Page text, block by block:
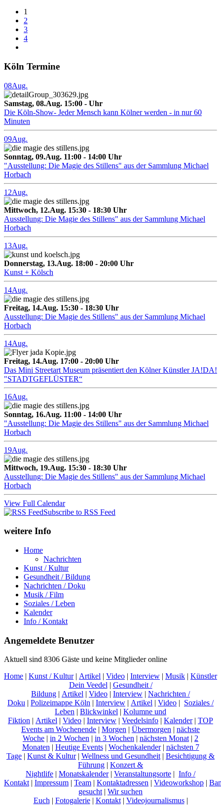
1
2
3
4
Köln Termine
08Aug.
Samstag, 08.Aug. 15:00 - Uhr
Die Köln-Show- Jeder Mensch kann Kölner werden - in nur 60
Minuten
09Aug.
Sonntag, 09.Aug. 11:00 - 14:00 Uhr
"Ausstellung: Die Magie des Stillens" aus der Sammlung Michael
Horbach
12Aug.
Mittwoch, 12.Aug. 15:30 - 18:30 Uhr
Ausstellung: Die Magie des Stillens" aus der Sammlung Michael
Horbach
13Aug.
Donnerstag, 13.Aug. 18:00 - 20:00 Uhr
Kunst + Kölsch
14Aug.
Freitag, 14.Aug. 15:30 - 18:30 Uhr
Ausstellung: Die Magie des Stillens" aus der Sammlung Michael
Horbach
14Aug.
Freitag, 14.Aug. 17:00 - 20:00 Uhr
Das Mini Streetart Museum präsentiert den Kölner Künstler JA!DA!
"STADTGEFLÜSTER“
16Aug.
Sonntag, 16.Aug. 11:00 - 14:00 Uhr
"Ausstellung: Die Magie des Stillens" aus der Sammlung Michael
Horbach
19Aug.
Mittwoch, 19.Aug. 15:30 - 18:30 Uhr
Ausstellung: Die Magie des Stillens" aus der Sammlung Michael
Horbach
View Full Calendar
Subscribe to RSS Feed
weitere Info
Home
Nachrichten
Kunst / Kultur
Gesundheit / Bildung
Nachrichten / Doku
Musik / Film
Soziales / Leben
Kalender
Info / Kontakt
Angemeldete Benutzer
Aktuell sind 8306 Gäste und keine Mitglieder online
Home | Kunst / Kultur| Artikel | Video | Interview | Musik | Künstler
Dein Veedel| Gesundheit /
Bildung | Artikel | Video | Interview | Nachrichten /
Doku | Polizeimappe Köln | Interview | Artikel | Video | Soziales /
Leben | Blickwinkel | Kolumne und
Fiktion | Artikel | Video | Interview | Veedelsinfo | Kalender| TOP
Events am Wochenende | Morgen | Übermorgen | nächste
Woche | in 2 Wochen | in 3 Wochen | nächsten Monat| 2
Monaten| Heutige Events| Wochenkalender| nächsten 7
Tage | Kunst & Kultur| Wellness und Gesundheit| Besichtigung &
Führung | Konzert &
Nightlife | Monatskalender| Veranstaltungsorte | Info /
Kontakt| Impressum | Team | Kontaktadressen | Videoworkshop |
gesucht| Wir suchen
Euch| Fotogalerie| Kontakt| Videojournalismus|